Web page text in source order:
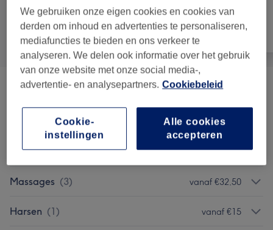
Alle
Anti Celullite Bindweefsel +
Cupping (1)
Image Gezichtsbehandelingen/
Huidverbetering (4)
Massages (3) vanaf €32,50
Harsen (1) vanaf €15
We gebruiken onze eigen cookies en cookies van
derden om inhoud en advertenties te personaliseren,
mediafuncties te bieden en ons verkeer te
analyseren. We delen ook informatie over het gebruik
van onze website met onze social media-,
advertentie- en analysepartners. Cookiebeleid
Alle cookies
accepteren
Cookie-
instellingen